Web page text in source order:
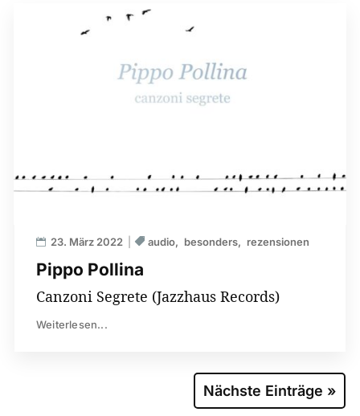
Pippo Pollina
23. März 2022 audio besonders rezensionen
Canzoni Segrete (Jazzhaus Records)
Weiterlesen...
Nächste Einträge »